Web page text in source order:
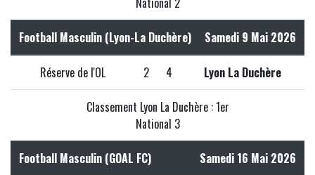
Football Masculin (Lyon-La Duchère) Samedi 9 Mai 2026
Réserve de l'OL 2 4 Lyon La Duchère
Classement Lyon La Duchère : 1er
National 3
Football Masculin (GOAL FC) Samedi 16 Mai 2026